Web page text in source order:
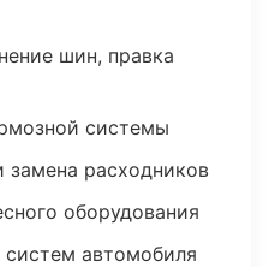
шин, правка
системы
замена расходников
оборудования
систем автомобиля